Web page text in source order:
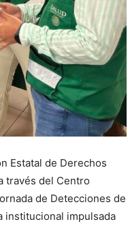
Estatal de Derechos
través del Centro
de Detecciones de
institucional impulsada